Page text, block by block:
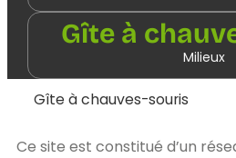
Gîte à
Milieux
Gîte à chauves-souris
Ce site est constitué d’un